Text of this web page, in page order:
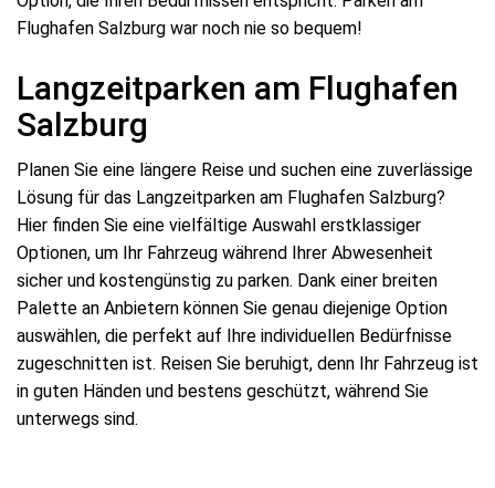
Flughafen Salzburg war noch nie so bequem!
Langzeitparken am Flughafen
Salzburg
Planen Sie eine längere Reise und suchen eine zuverlässige
Lösung für das Langzeitparken am Flughafen Salzburg?
Hier finden Sie eine vielfältige Auswahl erstklassiger
Optionen, um Ihr Fahrzeug während Ihrer Abwesenheit
sicher und kostengünstig zu parken. Dank einer breiten
Palette an Anbietern können Sie genau diejenige Option
auswählen, die perfekt auf Ihre individuellen Bedürfnisse
zugeschnitten ist. Reisen Sie beruhigt, denn Ihr Fahrzeug ist
in guten Händen und bestens geschützt, während Sie
unterwegs sind.